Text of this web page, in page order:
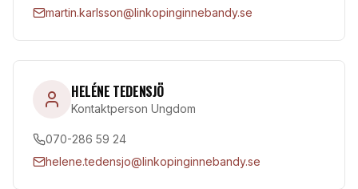
martin.karlsson@linkopinginnebandy.se
HELÉNE TEDENSJÖ
Kontaktperson Ungdom
070-286 59 24
helene.tedensjo@linkopinginnebandy.se